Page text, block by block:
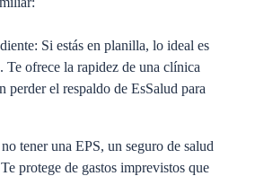
Si estás en planilla, lo ideal es
Te ofrece la rapidez de una clínica
perder el respaldo de EsSalud para
tener una EPS, un seguro de salud
protege de gastos imprevistos que